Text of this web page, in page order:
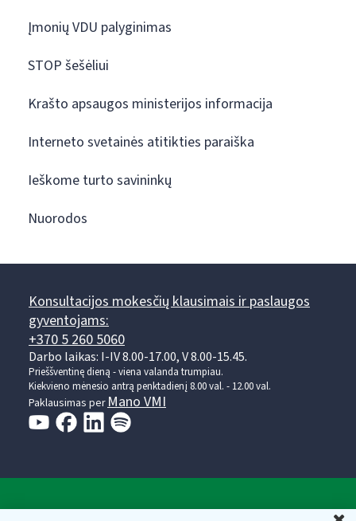
Įmonių VDU palyginimas
STOP šešėliui
Krašto apsaugos ministerijos informacija
Interneto svetainės atitikties paraiška
Ieškome turto savininkų
Nuorodos
Konsultacijos mokesčių klausimais ir paslaugos
gyventojams:
+370 5 260 5060
Darbo laikas: I-IV 8.00-17.00, V 8.00-15.45.
Prieššventinę dieną - viena valanda trumpiau.
Kiekvieno mėnesio antrą penktadienį 8.00 val. - 12.00 val.
Paklausimas per Mano VMI